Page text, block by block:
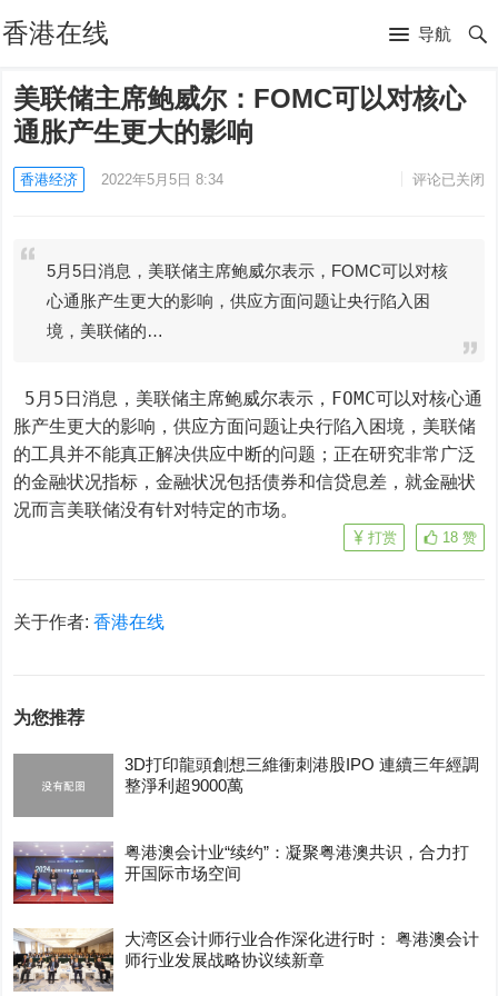
香港在线 导航
美联储主席鲍威尔：FOMC可以对核心
通胀产生更大的影响
香港经济 2022年5月5日 8:34 评论已关闭
5月5日消息，美联储主席鲍威尔表示，FOMC可以对核
心通胀产生更大的影响，供应方面问题让央行陷入困
境，美联储的…
胀产生更大的影响，供应方面问题让央行陷入困境，美联储
的工具并不能真正解决供应中断的问题；正在研究非常广泛
的金融状况指标，金融状况包括债券和信贷息差，就金融状
况而言美联储没有针对特定的市场。
18 赞
打赏
关于作者:香港在线
为您推荐
3D打印龍頭創想三維衝刺港股IPO 連續三年經調
整淨利超9000萬
粤港澳会计业“续约”：凝聚粤港澳共识，合力打
开国际市场空间
大湾区会计师行业合作深化进行时： 粤港澳会计
师行业发展战略协议续新章